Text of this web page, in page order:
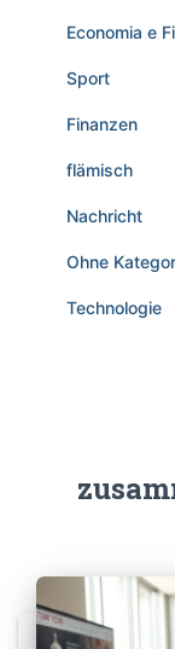
Economia e
Sport
Finanzen
flämisch
Nachricht
Ohne
Technologie